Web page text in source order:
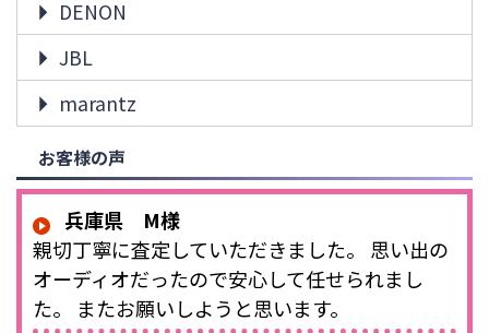
DENON
JBL
marantz
お客様の声
兵庫県 M様
親切丁寧に査定していただきました。 思い出の
オーディオだったので安心して任せられまし
た。 またお願いしようと思います。